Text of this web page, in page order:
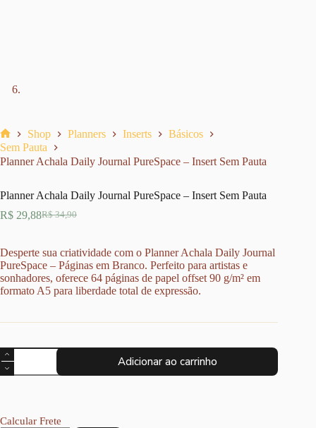
Home
Shop Planners Inserts
Básicos
Sem Pauta
Planner Achala Daily Journal PureSpace – Insert Sem Pauta
Planner Achala Daily Journal PureSpace – Insert Sem Pauta
R$34,90
O
era:
R$ 34,90.
R$ 29,88O
é:
R$ 29,88.
Desperte sua criatividade com o Planner Achala Daily Journal
PureSpace – Páginas em Branco. Perfeito para artistas e
sonhadores, oferece 64 páginas de papel offset 90 g/m² em
formato A5 para liberdade total de expressão.
Planner
Achala
Daily
Insert
Adicionar ao carrinho
Calcular Frete